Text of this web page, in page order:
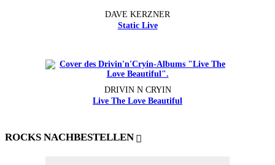
DAVE KERZNER
Static Live
DRIVIN N CRYIN
Live The Love Beautiful
ROCKS NACHBESTELLEN